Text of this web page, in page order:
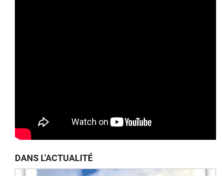
DANS L'ACTUALITÉ